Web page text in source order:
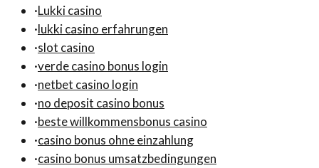
·Lukki casino
·lukki casino erfahrungen
·slot casino
·verde casino bonus login
·netbet casino login
·no deposit casino bonus
·beste willkommensbonus casino
·casino bonus ohne einzahlung
·casino bonus umsatzbedingungen